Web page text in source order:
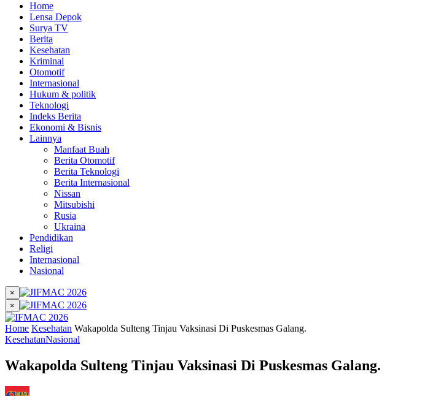
Home
Lensa Depok
Surya TV
Berita
Kesehatan
Kriminal
Otomotif
Internasional
Hukum & politik
Teknologi
Indeks Berita
Ekonomi & Bisnis
Lainnya
Manfaat Buah
Berita Otomotif
Berita Teknologi
Berita Internasional
Nissan
Mitsubishi
Rusia
Ukraina
Pendidikan
Religi
Internasional
Nasional
×
×
Home Kesehatan Wakapolda Sulteng Tinjau Vaksinasi Di Puskesmas Galang.
KesehatanNasional
Wakapolda Sulteng Tinjau Vaksinasi Di Puskesmas Galang.